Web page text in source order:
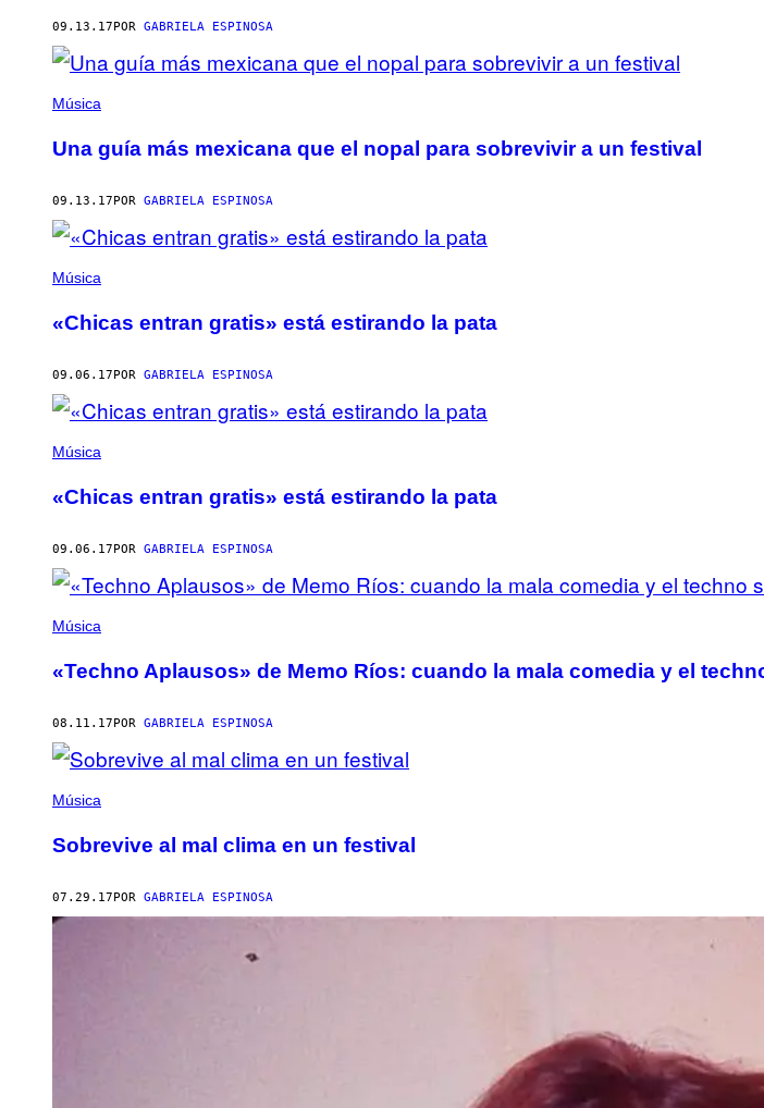
09.13.17 POR GABRIELA ESPINOSA
Música
Una guía más mexicana que el nopal para sobrevivir a un festival
09.13.17 POR GABRIELA ESPINOSA
Música
«Chicas entran gratis» está estirando la pata
09.06.17 POR GABRIELA ESPINOSA
Música
«Chicas entran gratis» está estirando la pata
09.06.17 POR GABRIELA ESPINOSA
Música
«Techno Aplausos» de Memo Ríos: cuando la mala comedia y el
08.11.17 POR GABRIELA ESPINOSA
Música
Sobrevive al mal clima en un festival
07.29.17 POR GABRIELA ESPINOSA